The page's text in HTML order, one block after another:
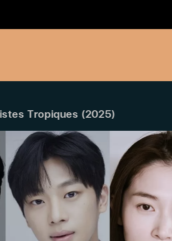
Tropiques (2025)